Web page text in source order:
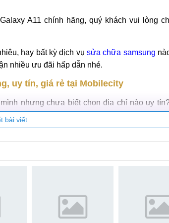
vỏ Samsung Galaxy A11 phù hợp.
tiến hành thay xương, vỏ Galaxy A11.
hài lòng hoặc phát hiện lỗi khác, cần
A11 chính hãng, quý khách vui lòng
nhiều ưu đãi hấp dẫn nhé.
tay nghề cao, máy móc hiện đại tiến, linh
khách hàng.
bài viết